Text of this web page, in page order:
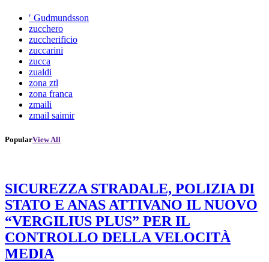
′ Gudmundsson
zucchero
zuccherificio
zuccarini
zucca
zualdi
zona ztl
zona franca
zmaili
zmail saimir
PopularView All
SICUREZZA STRADALE, POLIZIA DI
STATO E ANAS ATTIVANO IL NUOVO
“VERGILIUS PLUS” PER IL
CONTROLLO DELLA VELOCITÀ
MEDIA